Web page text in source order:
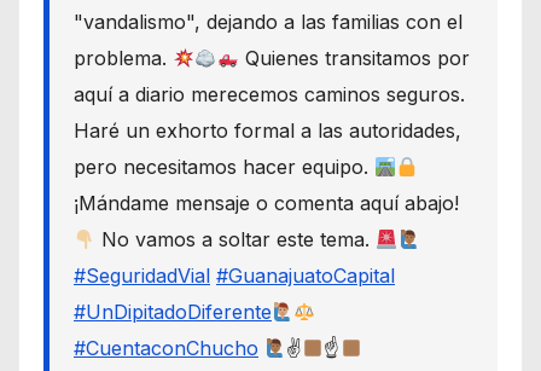
"vandalismo", dejando a las familias con el
problema.
Quienes transitamos por
aquí a diario merecemos caminos seguros.
Haré un exhorto formal a las autoridades,
pero necesitamos hacer equipo.
¡Mándame mensaje o comenta aquí abajo!
No vamos a soltar este tema.
#SeguridadVial #GuanajuatoCapital
#UnDipitadoDiferente
#CuentaconChucho
✌
☝